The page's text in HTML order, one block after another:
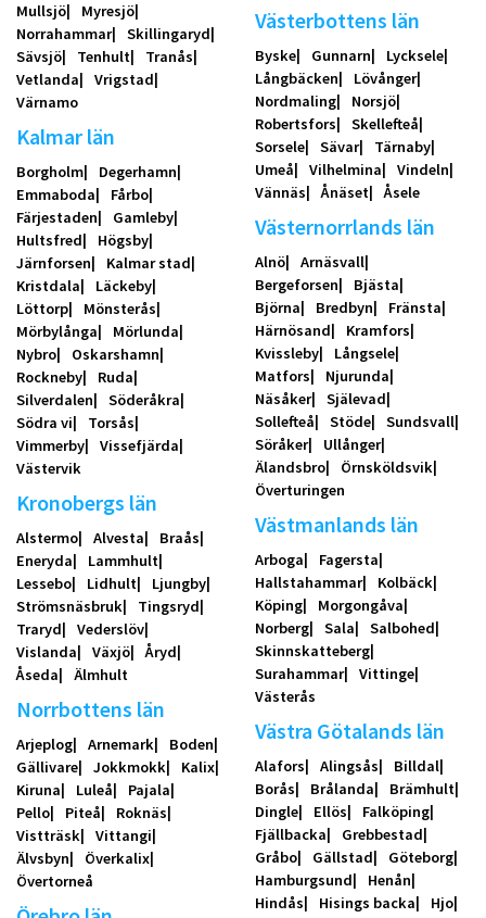
Mullsjö
Myresjö
Norrahammar
Skillingaryd
Sävsjö
Tenhult
Tranås
Vetlanda
Vrigstad
Värnamo
Kalmar län
Borgholm
Degerhamn
Emmaboda
Fårbo
Färjestaden
Gamleby
Hultsfred
Högsby
Järnforsen
Kalmar stad
Kristdala
Läckeby
Löttorp
Mönsterås
Mörbylånga
Mörlunda
Nybro
Oskarshamn
Rockneby
Ruda
Silverdalen
Söderåkra
Södra vi
Torsås
Vimmerby
Vissefjärda
Västervik
Kronobergs län
Alstermo Alvesta
Braås
Eneryda
Lammhult
Lessebo
Lidhult
Ljungby
Strömsnäsbruk
Tingsryd
Traryd
Vederslöv
Vislanda
Växjö
Åryd
Åseda
Älmhult
Norrbottens län
Arjeplog Arnemark
Boden
Gällivare
Jokkmokk
Kalix
Kiruna
Luleå
Pajala
Pello
Piteå
Roknäs
Vistträsk
Vittangi
Älvsbyn
Överkalix
Övertorneå
Västerbottens län
Byske Gunnarn
Lycksele
Långbäcken
Lövånger
Nordmaling
Norsjö
Robertsfors
Skellefteå
Sorsele
Sävar
Tärnaby
Umeå
Vilhelmina
Vindeln
Vännäs
Ånäset Åsele
Västernorrlands län
Alnö
Arnäsvall
Bergeforsen
Bjästa
Björna
Bredbyn
Fränsta
Härnösand
Kramfors
Kvissleby
Långsele
Matfors
Njurunda
Näsåker
Själevad
Sollefteå
Stöde
Sundsvall
Söråker
Ullånger
Älandsbro
Örnsköldsvik
Överturingen
Västmanlands län
Arboga
Fagersta
Hallstahammar
Kolbäck
Köping
Morgongåva
Norberg
Sala
Salbohed
Skinnskatteberg
Surahammar
Vittinge
Västerås
Västra Götalands län
Alafors Alingsås
Billdal
Borås
Brålanda
Brämhult
Dingle
Ellös
Falköping
Fjällbacka
Grebbestad
Gråbo
Gällstad
Göteborg
Hamburgsund
Henån
Hindås
Hisings backa
Hjo